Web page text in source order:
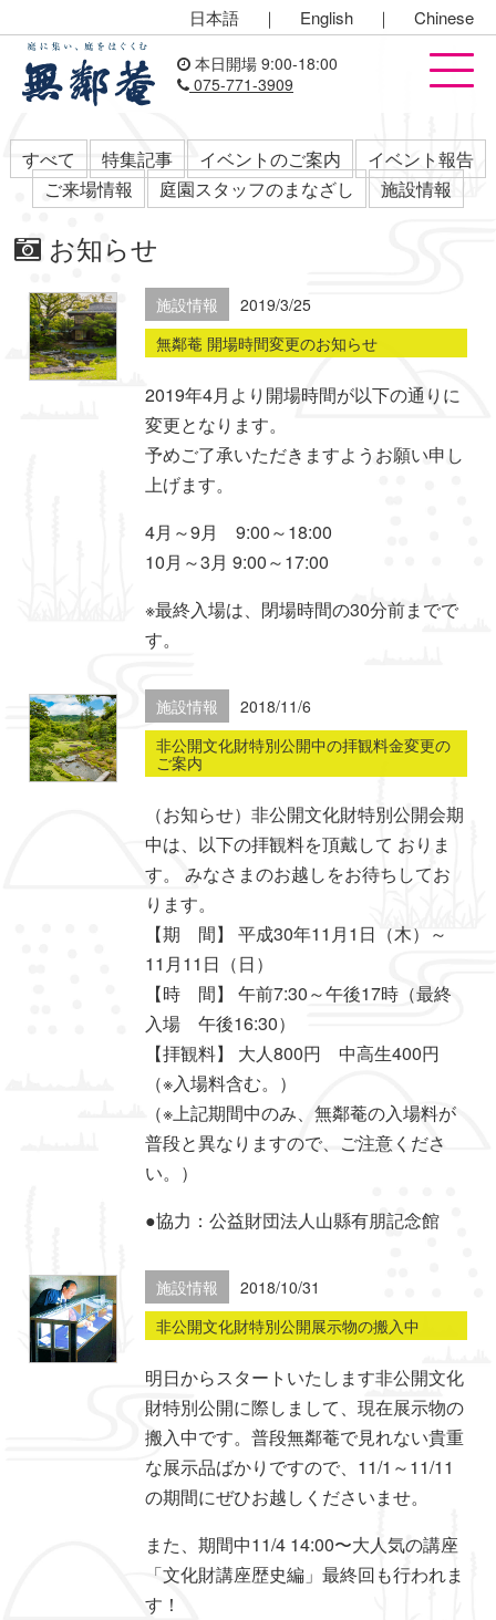
日本語 ｜ English ｜ Chinese
本日開場 9:00-18:00
075-771-3909
すべて 特集記事 イベントのご案内
イベント報告
ご来場情報
庭園スタッフのまなざし 施設情報
お知らせ
施設情報
2019/3/25
無鄰菴 開場時間変更のお知らせ
2019年4月より開場時間が以下の通りに
変更となります。
予めご了承いただきますようお願い申し
上げます。
4月～9月 9:00～18:00
10月～3月 9:00～17:00
※最終入場は、閉場時間の30分前までで
す。
施設情報
2018/11/6
非公開文化財特別公開中の拝観料金変更の
ご案内
（お知らせ）非公開文化財特別公開会期
中は、以下の拝観料を頂戴して おりま
す。 みなさまのお越しをお待ちしてお
ります。
【期 間】 平成30年11月1日（木）～
11月11日（日）
【時 間】 午前7:30～午後17時（最終
入場 午後16:30）
【拝観料】 大人800円 中高生400円
（※入場料含む。）
（※上記期間中のみ、無鄰菴の入場料が
普段と異なりますので、ご注意くださ
い。）
●協力：公益財団法人山縣有朋記念館
施設情報
2018/10/31
非公開文化財特別公開展示物の搬入中
明日からスタートいたします非公開文化
財特別公開に際しまして、現在展示物の
搬入中です。普段無鄰菴で見れない貴重
な展示品ばかりですので、11/1～11/11
の期間にぜひお越しくださいませ。
また、期間中11/4 14:00〜大人気の講座
「文化財講座歴史編」最終回も行われま
す！